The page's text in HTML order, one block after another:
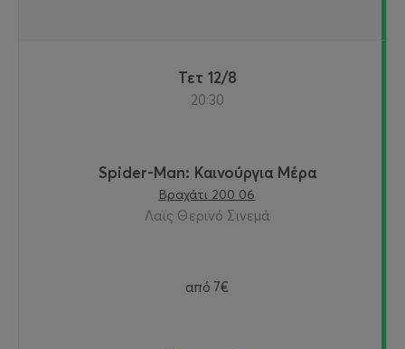
Τετ 12/8
20:30
Spider-Man: Καινούργια Μέρα
Βραχάτι 200 06
Λαϊς Θερινό Σινεμά
από 7€